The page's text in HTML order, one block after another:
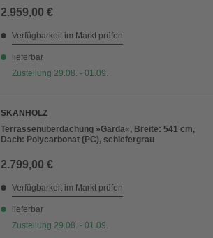
2.959,00 €
Verfügbarkeit im Markt prüfen
lieferbar
Zustellung 29.08. - 01.09.
SKANHOLZ
Terrassenüberdachung »Garda«, Breite: 541 cm,
Dach: Polycarbonat (PC), schiefergrau
2.799,00 €
Verfügbarkeit im Markt prüfen
lieferbar
Zustellung 29.08. - 01.09.